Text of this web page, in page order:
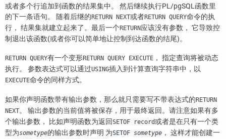
或者多个行追加到函数的结果集中。 然后继续执行PL/pgSQL函数里
的下一条语句。 随着后继的RETURN NEXT或者RETURN QUERY命令的执
行， 结果集就建立起来了。最后一个RETURN应该没有参数， 它导致控
制退出该函数(或者你可以简单地让控制到达函数的结尾)。
RETURN QUERY有一个变形RETURN QUERY EXECUTE ， 指定查询将被动态
执行。 参数表达式可以通过USING插入到计算查询字符串中，以
EXECUTE命令的同样方式。
如果你声明函数带有输出参数，那么就只需要写不带表达式的 RETURN
NEXT。 输出参数的当前值将被保存，用于最终返回。请注意如果有多
个输出参数， 比如声明函数为返回SETOF record或者是在只有一个类
型为sometype的输出参数时声明 为SETOF sometype ， 这样才能创建一